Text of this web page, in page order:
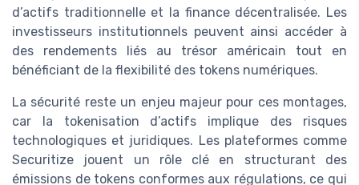
d’actifs traditionnelle et la finance décentralisée. Les
investisseurs institutionnels peuvent ainsi accéder à
des rendements liés au trésor américain tout en
bénéficiant de la flexibilité des tokens numériques.
La sécurité reste un enjeu majeur pour ces montages,
car la tokenisation d’actifs implique des risques
technologiques et juridiques. Les plateformes comme
Securitize jouent un rôle clé en structurant des
émissions de tokens conformes aux régulations, ce qui